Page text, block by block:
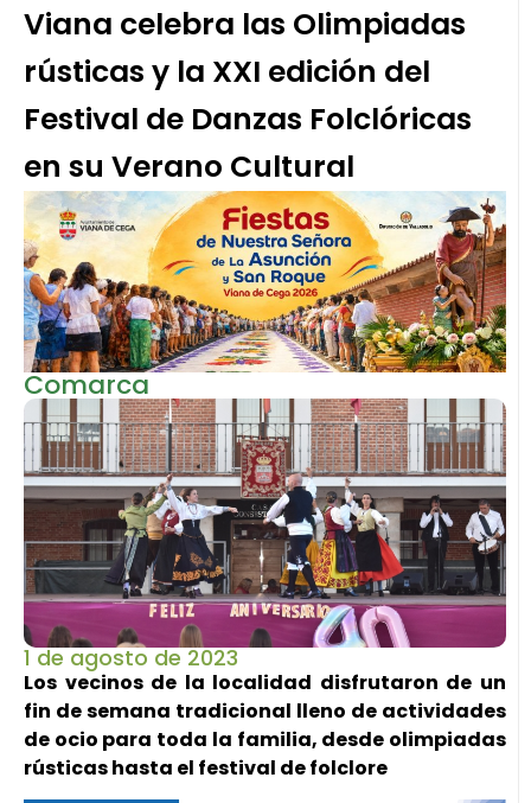
Viana celebra las Olimpiadas
rústicas y la XXI edición del
Festival de Danzas Folclóricas
en su Verano Cultural
Comarca
1 de agosto de 2023
Los vecinos de la localidad disfrutaron de un
fin de semana tradicional lleno de actividades
de ocio para toda la familia, desde olimpiadas
rústicas hasta el festival de folclore